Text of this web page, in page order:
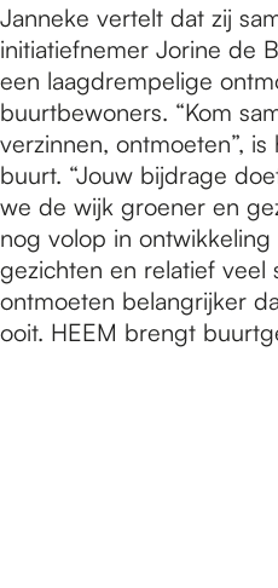
Janneke vertelt dat zij
initiatiefnemer Jorine de
een laagdrempelige
buurtbewoners. “Kom
verzinnen, ontmoeten”,
buurt. “Jouw bijdrage
we de wijk groener en
nog volop in
gezichten en relatief
ontmoeten belangrijker
ooit. HEEM brengt